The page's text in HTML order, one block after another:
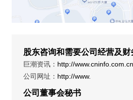
股东咨询和需要公司经营及财
巨潮资讯： http://www.cninfo.com.cn
公司网址： http://www.
公司董事会秘书